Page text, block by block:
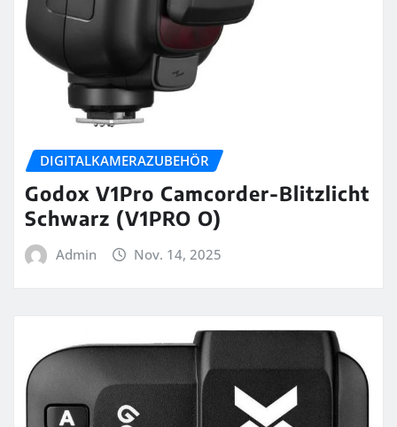
DIGITALKAMERAZUBEHÖR
Godox V1Pro Camcorder-Blitzlicht
Schwarz (V1PRO O)
Admin Nov. 14, 2025